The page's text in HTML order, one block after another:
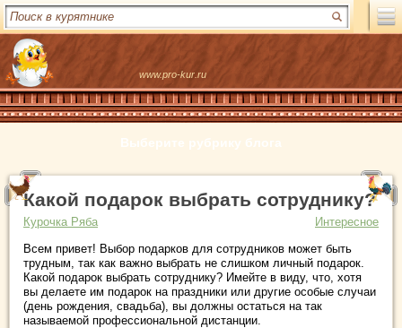
www.pro-kur.ru
Выберите рубрику блога
Какой подарок выбрать сотруднику?
Курочка Ряба
Интересное
Всем привет! Выбор подарков для сотрудников может быть
трудным, так как важно выбрать не слишком личный подарок.
Какой подарок выбрать сотруднику? Имейте в виду, что, хотя
вы делаете им подарок на праздники или другие особые случаи
(день рождения, свадьба), вы должны остаться на так
называемой профессиональной дистанции.